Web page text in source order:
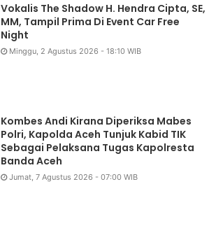
Vokalis The Shadow H. Hendra Cipta, SE,
MM, Tampil Prima Di Event Car Free
Night
Minggu, 2 Agustus 2026 - 18:10 WIB
Kombes Andi Kirana Diperiksa Mabes
Polri, Kapolda Aceh Tunjuk Kabid TIK
Sebagai Pelaksana Tugas Kapolresta
Banda Aceh
Jumat, 7 Agustus 2026 - 07:00 WIB